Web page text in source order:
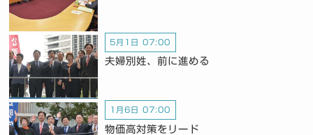
5月1日 07:00
夫婦別姓、前に進める
1月6日 07:00
物価高対策をリード